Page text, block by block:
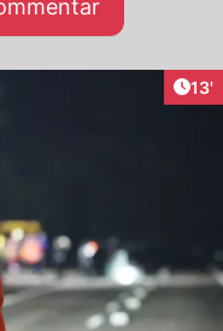
13'